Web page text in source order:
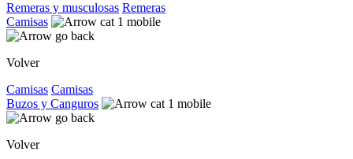
Remeras y musculosas Remeras
Camisas
Volver
Camisas Camisas
Buzos y Canguros
Volver